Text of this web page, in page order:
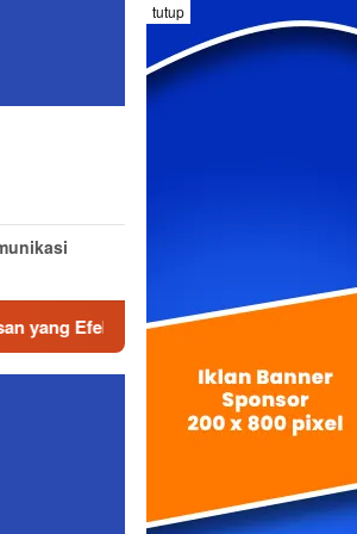
tutup
dan Inovatif Desain Interior: